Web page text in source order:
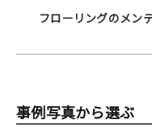
フローリングのメン
事例写真から選ぶ